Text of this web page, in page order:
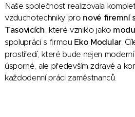
Naše společnost realizovala
vzduchotechniky pro nové firemní
Tasovicích , které vzniklo jako
spolupráci s firmou Eko Modular.
prostředí, které bude nejen
úsporné, ale především zdravé a
každodenní práci zaměstnanců.